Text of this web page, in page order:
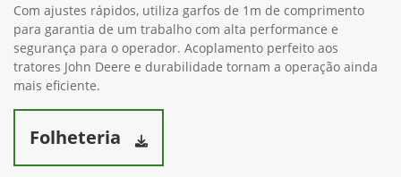
Com ajustes rápidos, utiliza garfos de 1m de comprimento
para garantia de um trabalho com alta performance e
segurança para o operador. Acoplamento perfeito aos
tratores John Deere e durabilidade tornam a operação ainda
mais eficiente.
Folheteria